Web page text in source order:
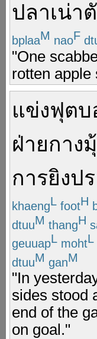
ปลาเน่า
bplaaM naoF
"One
rotten apple
แข่งฟุตบ
ฝ่ายกาง
การยิงป
khaengL footH
dtuuM thangH
geuuapL mohtL
dtuuM ganM
"In
sides stood
end of the
on goal."